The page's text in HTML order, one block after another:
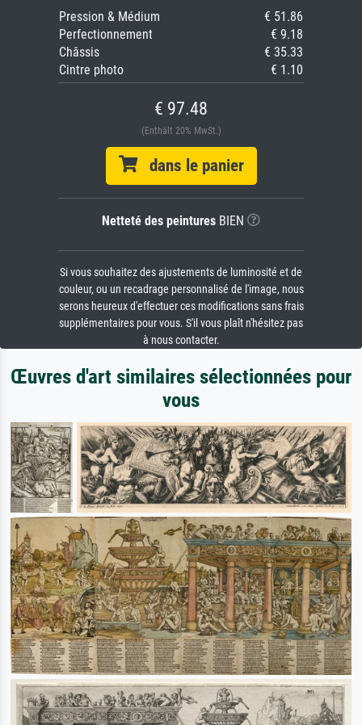
Pression & Médium
€ 51.86
Perfectionnement
€ 9.18
Châssis
€ 35.33
Cintre photo
€ 1.10
€ 97.48
(Enthält 20% MwSt.)
dans le panier
Netteté des peintures BIEN
Si vous souhaitez des ajustements de luminosité et de
couleur, ou un recadrage personnalisé de l'image, nous
serons heureux d'effectuer ces modifications sans frais
supplémentaires pour vous. S'il vous plaît n'hésitez pas
à nous contacter.
Œuvres d'art similaires sélectionnées pour
vous